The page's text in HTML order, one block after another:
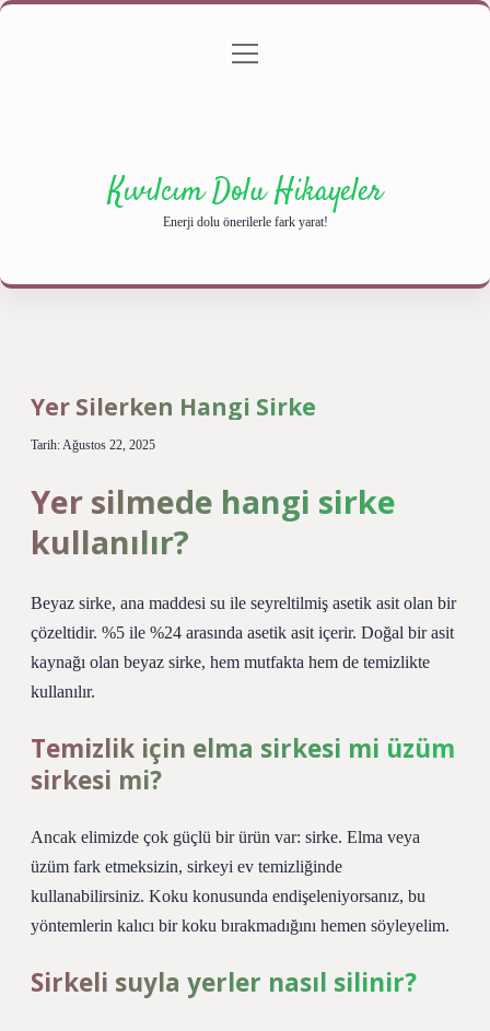
Gizlilik Politikası
menüyü
Kıvılcım Dolu Hikayeler
Enerji dolu önerilerle fark yarat!
Yer Silerken Hangi Sirke
Tarih: Ağustos 22, 2025
Yer silmede hangi sirke
kullanılır?
Beyaz sirke, ana maddesi su ile seyreltilmiş asetik asit olan bir
çözeltidir. %5 ile %24 arasında asetik asit içerir. Doğal bir asit
kaynağı olan beyaz sirke, hem mutfakta hem de temizlikte
kullanılır.
Temizlik için elma sirkesi mi üzüm
sirkesi mi?
Ancak elimizde çok güçlü bir ürün var: sirke. Elma veya
üzüm fark etmeksizin, sirkeyi ev temizliğinde
kullanabilirsiniz. Koku konusunda endişeleniyorsanız, bu
yöntemlerin kalıcı bir koku bırakmadığını hemen söyleyelim.
Sirkeli suyla yerler nasıl silinir?